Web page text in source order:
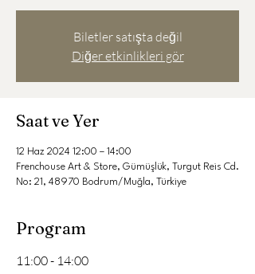
Biletler satışta değil
Diğer etkinlikleri gör
Saat ve Yer
12 Haz 2024 12:00 – 14:00
Frenchouse Art & Store, Gümüşlük, Turgut Reis Cd.
No: 21, 48970 Bodrum/Muğla, Türkiye
Program
11:00 - 14:00